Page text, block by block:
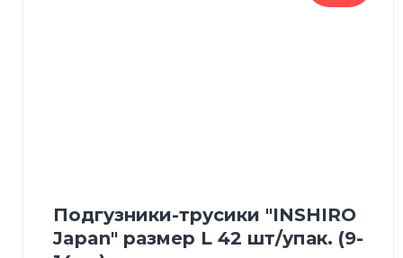
Подгузники-трусики "INSHIRO
Japan" размер L 42 шт/упак. (9-